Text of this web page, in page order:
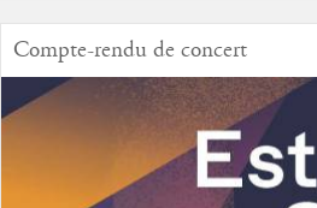
Compte-rendu de concert